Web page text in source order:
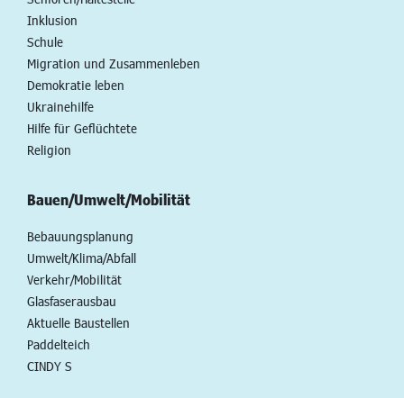
Inklusion
Schule
Migration und Zusammenleben
Demokratie leben
Ukrainehilfe
Hilfe für Geflüchtete
Religion
Bauen/Umwelt/Mobilität
Bebauungsplanung
Umwelt/Klima/Abfall
Verkehr/Mobilität
Glasfaserausbau
Aktuelle Baustellen
Paddelteich
CINDY S